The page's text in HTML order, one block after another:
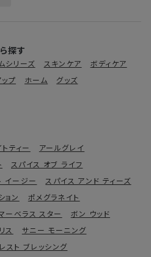
探す
シリーズ スキンケア
ボディケア
プ ホーム
グッズ
ティー
アールグレイ
スパイス オブ ライフ
イージー
スパイス アンド ティーズ
ョン
ポメグラネイト
ーベラス スター
ボン ウッド
ス
サニー モーニング
スト ブレッシング